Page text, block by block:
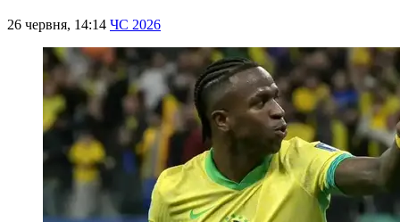
26 червня, 14:14 ЧС 2026